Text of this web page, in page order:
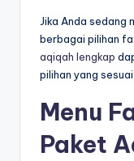
Jika Anda sedang
berbagai pilihan
aqiqah lengkap
pilihan yang
Menu
Paket